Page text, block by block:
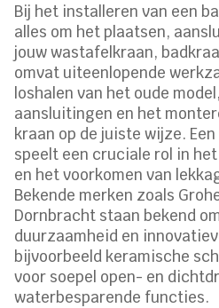
Bij het installeren van een
alles om het plaatsen,
jouw wastafelkraan,
omvat uiteenlopende
loshalen van het oude
aansluitingen en het
kraan op de juiste wijze.
speelt een cruciale rol in
en het voorkomen van
Bekende merken zoals
Dornbracht staan bekend
duurzaamheid en
bijvoorbeeld keramische
voor soepel open- en
waterbesparende functies.